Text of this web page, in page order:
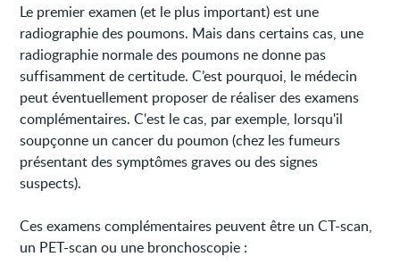
Le premier examen (et le plus important) est une
radiographie des poumons. Mais dans certains cas, une
radiographie normale des poumons ne donne pas
suffisamment de certitude. C’est pourquoi, le médecin
peut éventuellement proposer de réaliser des examens
complémentaires. C'est le cas, par exemple, lorsqu'il
soupçonne un cancer du poumon (chez les fumeurs
présentant des symptômes graves ou des signes
suspects).
Ces examens complémentaires peuvent être un CT-scan,
un PET-scan ou une bronchoscopie :